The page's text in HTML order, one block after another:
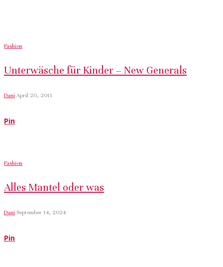
Fashion
Unterwäsche für Kinder – New Generals
Dani·April 20, 2011
Pin
Fashion
Alles Mantel oder was
Dani·September 14, 2024
Pin